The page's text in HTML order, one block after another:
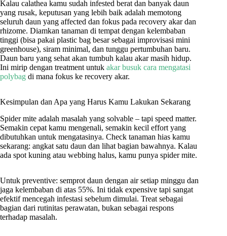
Kalau calathea kamu sudah infested berat dan banyak daun
yang rusak, keputusan yang lebih baik adalah memotong
seluruh daun yang affected dan fokus pada recovery akar dan
rhizome. Diamkan tanaman di tempat dengan kelembaban
tinggi (bisa pakai plastic bag besar sebagai improvisasi mini
greenhouse), siram minimal, dan tunggu pertumbuhan baru.
Daun baru yang sehat akan tumbuh kalau akar masih hidup.
Ini mirip dengan treatment untuk akar busuk cara mengatasi
polybag di mana fokus ke recovery akar.
Kesimpulan dan Apa yang Harus Kamu Lakukan Sekarang
Spider mite adalah masalah yang solvable – tapi speed matter.
Semakin cepat kamu mengenali, semakin kecil effort yang
dibutuhkan untuk mengatasinya. Check tanaman hias kamu
sekarang: angkat satu daun dan lihat bagian bawahnya. Kalau
ada spot kuning atau webbing halus, kamu punya spider mite.
Untuk preventive: semprot daun dengan air setiap minggu dan
jaga kelembaban di atas 55%. Ini tidak expensive tapi sangat
efektif mencegah infestasi sebelum dimulai. Treat sebagai
bagian dari rutinitas perawatan, bukan sebagai respons
terhadap masalah.